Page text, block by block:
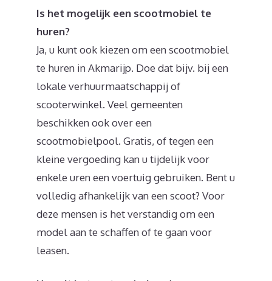
Is het mogelijk een scootmobiel te
huren?
Ja, u kunt ook kiezen om een scootmobiel
te huren in Akmarijp. Doe dat bijv. bij een
lokale verhuurmaatschappij of
scooterwinkel. Veel gemeenten
beschikken ook over een
scootmobielpool. Gratis, of tegen een
kleine vergoeding kan u tijdelijk voor
enkele uren een voertuig gebruiken. Bent u
volledig afhankelijk van een scoot? Voor
deze mensen is het verstandig om een
model aan te schaffen of te gaan voor
leasen.